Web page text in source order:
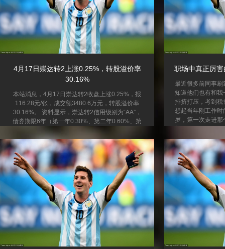
4月17日崇达转2上涨0.25%，转股溢价率
30.16%
本站消息，4月17日崇达转2收盘上涨0.25%，报
116.28元/张，成交额3480.6万元，转股溢价率
30.16%。 资料显示，崇达转2信用级别为“AA”，
债券期限6年（第一年0.30%、第二年0.60%、第
三年1.00%、第四年1.50%、第五年1.80%、第六
年2.00%。），对应正股名崇达技术，正股最新价
为9.25元，转股开始日为2021年3月11日，转股价
为10.37元。 以上内容为本站据公开信息整理，由
智能算法生成（网信算备
310104345710301240019号），不构成投资...
职场中真正厉
最近很多前同事
知道他们也有和
排挤打压，考到
想起当年刚工作
岁，第一次走进
也小，受了委屈
了不被排挤，我
越觉得我好欺负
我，再怎么努力
我一走过去，她